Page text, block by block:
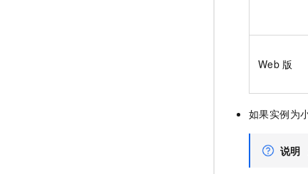
Web 版
如果实例为
说明